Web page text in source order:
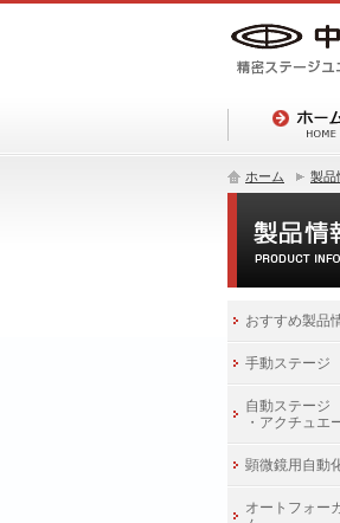
ホーム 製品
おすすめ製品
手動ステージ
自動ステージ
・アクチュエ
顕微鏡用自動
オートフォー